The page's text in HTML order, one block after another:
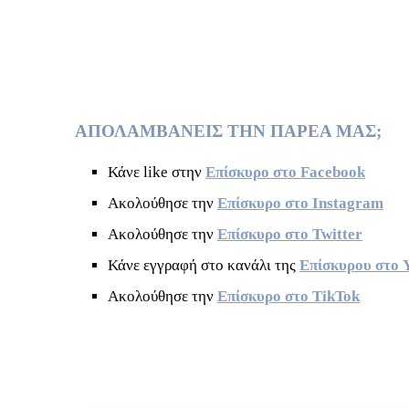
ΑΠΟΛΑΜΒΑΝΕΙΣ ΤΗΝ ΠΑΡΕΑ ΜΑΣ;
Κάνε like στην Επίσκυρο στο Facebook
Ακολούθησε την Επίσκυρο στο Instagram
Ακολούθησε την Επίσκυρο στο Twitter
Κάνε εγγραφή στο κανάλι της Επίσκυρου στο
Ακολούθησε την Επίσκυρο στο TikTok